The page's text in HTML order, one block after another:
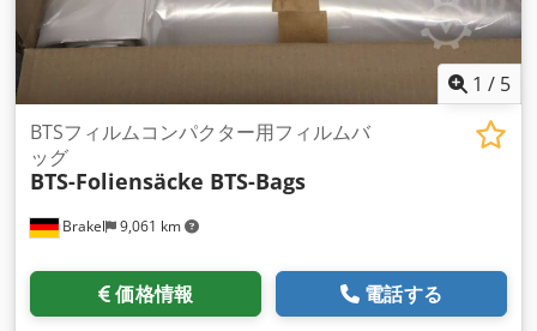
1 / 5
Brakel 9,061 km
BTSフィルムコンパクター用フィルムバ
ッグ
BTS-Foliensäcke BTS-Bags
価格情報 電話する